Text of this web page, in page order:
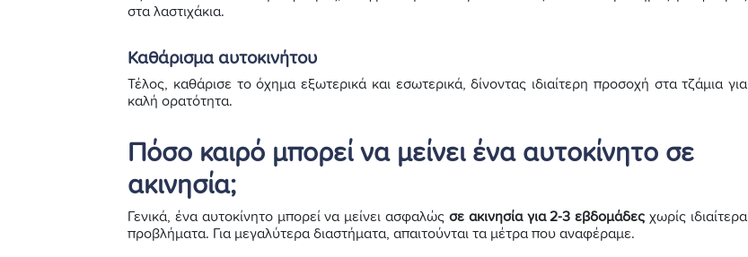
στα λαστιχάκια.
Καθάρισμα αυτοκινήτου
Τέλος, καθάρισε το όχημα εξωτερικά και εσωτερικά, δίνοντας ιδιαίτερη προσοχή στα τζάμια για
καλή ορατότητα.
Πόσο καιρό μπορεί να μείνει ένα αυτοκίνητο σε
ακινησία;
Γενικά, ένα αυτοκίνητο μπορεί να μείνει ασφαλώς σε ακινησία για 2-3 εβδομάδες χωρίς ιδιαίτερα
προβλήματα. Για μεγαλύτερα διαστήματα, απαιτούνται τα μέτρα που αναφέραμε.